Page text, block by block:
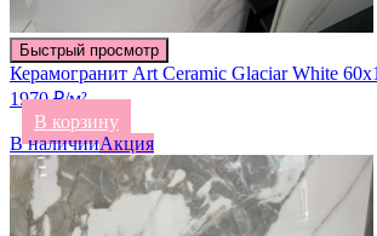
Быстрый просмотр
Керамогранит Art Ceramic Glaciar White
1970 ₽/м²
В корзину
В наличииАкция